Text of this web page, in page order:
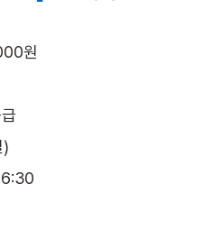
원
)